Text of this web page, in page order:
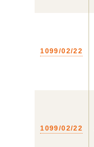
1099/02/22
1099/02/22